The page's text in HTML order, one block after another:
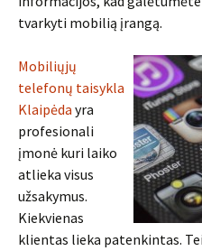
tvarkyti mobilią įrangą.
Mobiliųjų
telefonų taisykla
Klaipėda yra
profesionali
įmonė kuri laiko
atlieka visus
užsakymus.
Kiekvienas
klientas lieka patenkintas.